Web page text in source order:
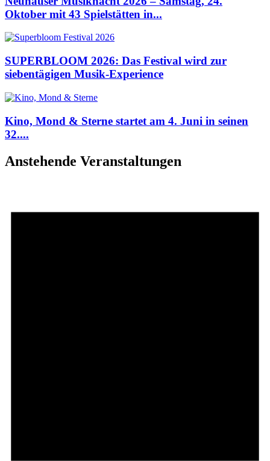
Oktober mit 43 Spielstätten in...
SUPERBLOOM 2026: Das Festival wird zur
siebentägigen Musik-Experience
Kino, Mond & Sterne startet am 4. Juni in seinen
32....
Anstehende Veranstaltungen